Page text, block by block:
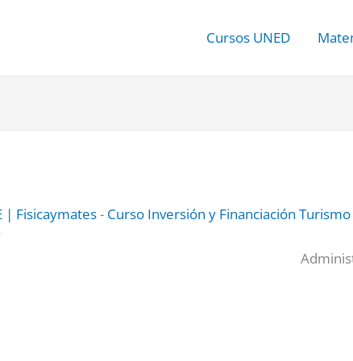
Cursos UNED
| Fisicaymates- Curso Inversión y Financiación